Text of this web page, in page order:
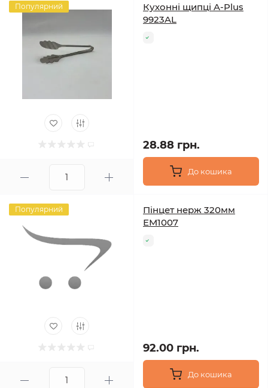
Популярний
Кухонні щипці A-Plus
9923AL
28.88 грн.
До кошика
Популярний
Пінцет нерж 320мм
ЕМ1007
92.00 грн.
До кошика